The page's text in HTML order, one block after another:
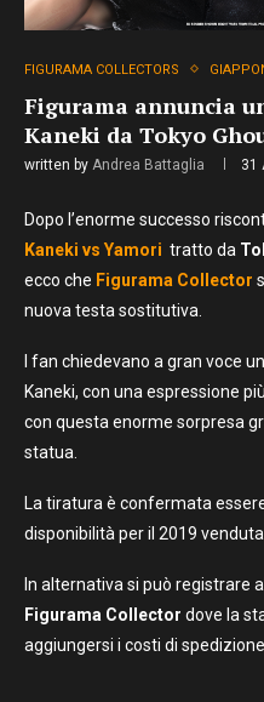
FIGURAMA COLLECTORS
Figurama annuncia
Kaneki da Tokyo
written by Andrea Battaglia 31
Dopo l’enorme successo
Kaneki vs Yamori tratto da
ecco che Figurama Collector
nuova testa sostitutiva.
I fan chiedevano a gran voce
Kaneki, con una espressione
con questa enorme sorpresa
statua.
La tiratura è confermata
disponibilità per il 2019
In alternativa si può registrare
Figurama Collector dove la
aggiungersi i costi di